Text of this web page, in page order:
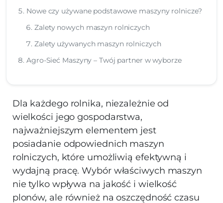
Nowe czy używane podstawowe maszyny rolnicze?
Zalety nowych maszyn rolniczych
Zalety używanych maszyn rolniczych
Agro-Sieć Maszyny – Twój partner w wyborze
Dla każdego rolnika, niezależnie od
wielkości jego gospodarstwa,
najważniejszym elementem jest
posiadanie odpowiednich maszyn
rolniczych, które umożliwią efektywną i
wydajną pracę. Wybór właściwych maszyn
nie tylko wpływa na jakość i wielkość
plonów, ale również na oszczędność czasu